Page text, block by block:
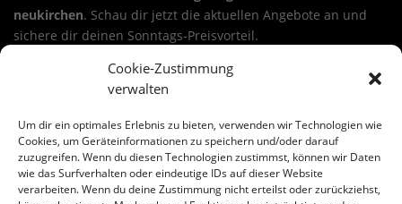
Cookie-Zustimmung
verwalten
Um dir ein optimales Erlebnis zu bieten, verwenden wir Technologien wie
Cookies, um Geräteinformationen zu speichern und/oder darauf
zuzugreifen. Wenn du diesen Technologien zustimmst, können wir Daten
wie das Surfverhalten oder eindeutige IDs auf dieser Website
verarbeiten. Wenn du deine Zustimmung nicht erteilst oder zurückziehst,
neukirchen. Schau dir jetzt die aktuellen Angebote an und
sichere dir deinen Sonntags-Preisvorteil.
Sichere dir ein Angebot aus unseren sonntags angebote
baumarkt in neukirchen
24-Stunden-Aktion. Viele Angebote sind ideal für
Renovierung, Haus & Garten, Werkstatt oder Baustelle.
sonntags angebote baumarktkann dabei je nach
Warengruppe variieren – von Werkzeug bis Baustoffe.